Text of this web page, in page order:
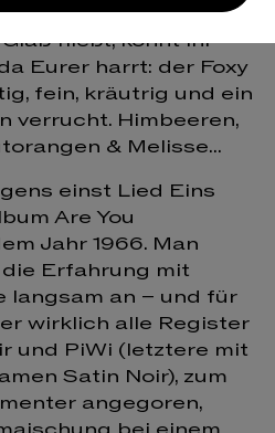
leuchtend und hell-
fließt, könnt ihr
Eurer harrt: der Foxy
fein, kräutrig und ein
verrucht. Himbeeren,
& Melisse...
einst Lied Eins
Are You
Jahr 1966. Man
Erfahrung mit
langsam an – und für
wirklich alle Register
und PiWi (letztere mit
Satin Noir), zum
angegoren,